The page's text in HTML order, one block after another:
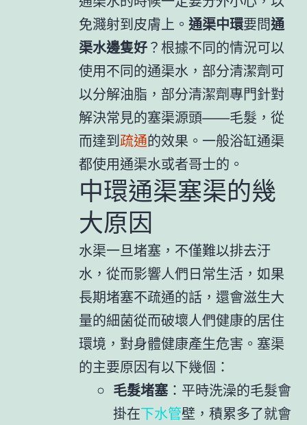
免濺射到皮膚上。 通渠中環要問通
渠水邊隻好？根據不同的情況可以
使用不同的通渠水，部分清潔劑可
以分解油脂，部分清潔劑專門針對
解決常見的塞渠源頭——毛髮，從
而達到疏通的效果。一般浴缸通渠
都使用通渠水或者哥士的。
中環通渠塞渠的幾
大原因
水渠一旦堵塞，不僅難以排去汙
水，從而影響人們日常生活，如果
長期堵塞不疏通的話，還會滋生大
量的細菌從而破壞人們健康的居住
環境，對身體健康產生危害。塞渠
的主要原因有以下幾個：
毛髮堵塞：平時洗澡的毛髮會
掛在下水管壁，積累多了就會